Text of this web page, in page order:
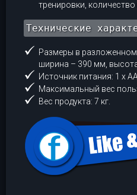
тренировки,
Технические
Размеры в разложенном
ширина – 390 мм,
Источник питания: 1 х
Максимальный вес
Вес продукта: 7 кг.